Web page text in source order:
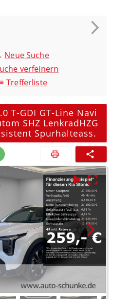
Neue Suche
verfeinern
Trefferliste
T-GDI GT-Line Navi
SHZ LenkradHZG
Spurhalteass.